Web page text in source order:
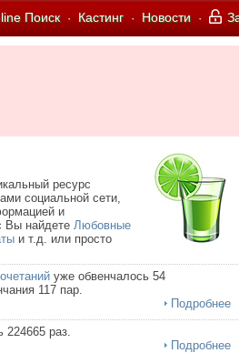
Поиск · Кастинг · Новости ·
ресурс
социальной сети,
и
Вы найдете Любовные
и т.д. или просто
уже обвенчалось 54
117 пар.
Подробнее
224665 раз.
Подробнее